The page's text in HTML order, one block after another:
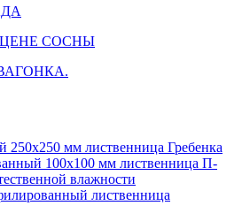
СОСНЫ
250х250 мм лиственница Гребенка
100х100 мм лиственница П-
влажности
лиственница